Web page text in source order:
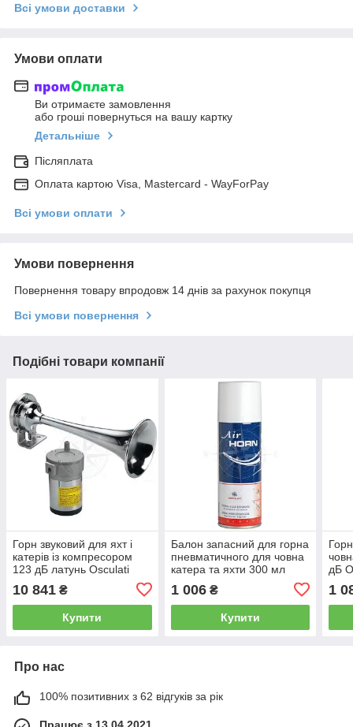
Всі умови доставки
Умови оплати
Ви отримаєте замовлення
або гроші повернуться на вашу картку
Детальніше
Післяплата
Оплата картою Visa, Mastercard - WayForPay
Всі умови оплати
Умови повернення
Повернення товару впродовж 14 днів за рахунок покупця
Всі умови повернення
Подібні товари компанії
Горн звуковий для яхт і
катерів із компресором
123 дБ латунь Osculati
10 841 ₴
Купити
Балон запасний для горна
пневматичного для човна
катера та яхти 300 мл
1 006₴
Купити
дБ
1
Про нас
100% позитивних з 62 відгуків за рік